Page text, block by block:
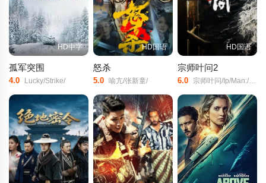
HD中字
孤军突围
4.0 Lucky/Strike/
HD国语
怒杀
5.0 喻亢/张新童/
HD国语
宗师叶问2
6.0 宗师叶问/Ip/Man:/Kung/Fu/Legend/